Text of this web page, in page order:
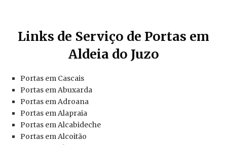
Links de Serviço de Portas em
Aldeia do Juzo
Portas em Cascais
Portas em Abuxarda
Portas em Adroana
Portas em Alapraia
Portas em Alcabideche
Portas em Alcoitão